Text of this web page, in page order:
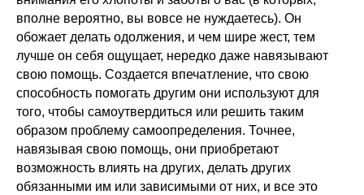
вполне вероятно, вы вовсе не нуждаетесь). Он
обожает делать одолжения, и чем шире жест, тем
лучше он себя ощущает, нередко даже навязывают
свою помощь. Создается впечатление, что свою
способность помогать другим они используют для
того, чтобы самоутвердиться или решить таким
образом проблему самоопределения. Точнее,
навязывая свою помощь, они приобретают
возможность влиять на других, делать других
обязанными им или зависимыми от них, и все это